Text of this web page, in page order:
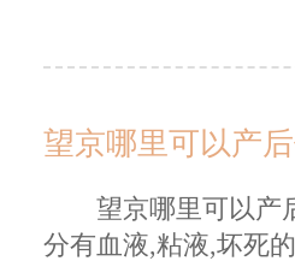
望京哪里可以产
望京哪里可以产后
分有血液,粘液,坏死